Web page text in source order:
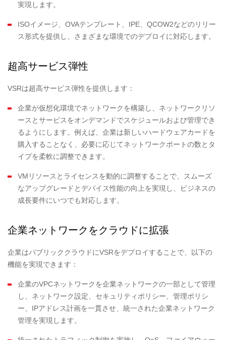
実現します。
ISOイメージ、OVAテンプレート、IPE、QCOW2などのリリー
ス形式を提供し、さまざまな環境でのデプロイに対応します。
超高サービス弾性
VSRは超高サービス弾性を提供します：
企業が仮想化環境でネットワークを構築し、ネットワークリソ
ースとサービスをオンデマンドでスケジュールおよび管理でき
るようにします。例えば、企業は新しいハードウェアカードを
購入することなく、必要に応じてネットワークポートの数とタ
イプを柔軟に調整できます。
VMリソースとライセンスを動的に調整することで、スムーズ
なアップグレードとデバイス性能の向上を実現し、ビジネスの
成長要件にいつでも対応します。
企業ネットワークをクラウドに拡張
企業はパブリッククラウドにVSRをデプロイすることで、以下の
機能を実現できます：
企業のVPCネットワークを企業ネットワークの一部として管理
し、ネットワーク設定、セキュリティポリシー、管理ポリシ
ー、IPアドレス計画を一貫させ、統一された企業ネットワーク
管理を実現します。